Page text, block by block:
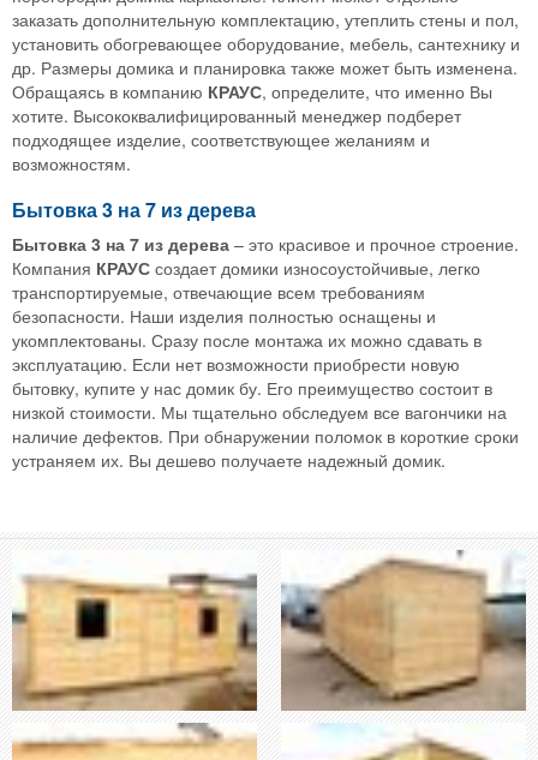
заказать дополнительную комплектацию, утеплить стены и пол,
установить обогревающее оборудование, мебель, сантехнику и
др. Размеры домика и планировка также может быть изменена.
Обращаясь в компанию КРАУС, определите, что именно Вы
хотите. Высококвалифицированный менеджер подберет
подходящее изделие, соответствующее желаниям и
возможностям.
Бытовка 3 на 7 из дерева
Бытовка 3 на 7 из дерева – это красивое и прочное строение.
Компания КРАУС создает домики износоустойчивые, легко
транспортируемые, отвечающие всем требованиям
безопасности. Наши изделия полностью оснащены и
укомплектованы. Сразу после монтажа их можно сдавать в
эксплуатацию. Если нет возможности приобрести новую
бытовку, купите у нас домик бу. Его преимущество состоит в
низкой стоимости. Мы тщательно обследуем все вагончики на
наличие дефектов. При обнаружении поломок в короткие сроки
устраняем их. Вы дешево получаете надежный домик.